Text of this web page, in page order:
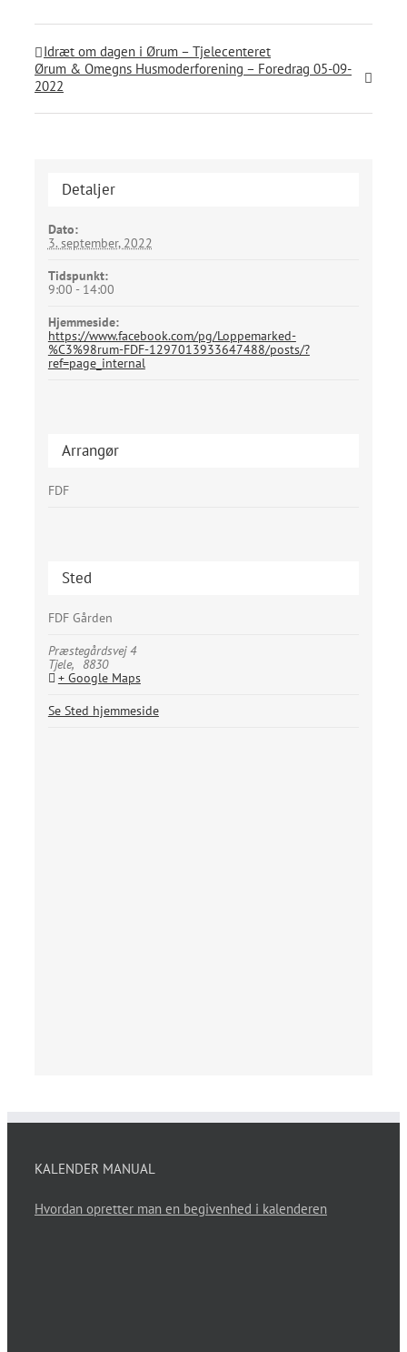
Idræt om dagen i Ørum – Tjelecenteret
Ørum & Omegns Husmoderforening – Foredrag 05-09-
2022
Detaljer
Dato:
3. september, 2022
Tidspunkt:
9:00 - 14:00
Hjemmeside:
https://www.facebook.com/pg/Loppemarked-
%C3%98rum-FDF-1297013933647488/posts/?
ref=page_internal
Arrangør
FDF
Sted
FDF Gården
Præstegårdsvej 4
Tjele,
8830
+ Google Maps
Se Sted hjemmeside
KALENDER MANUAL
Hvordan opretter man en begivenhed i kalenderen